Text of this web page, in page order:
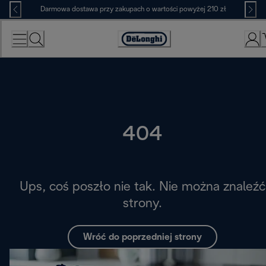
Skip
to
Content
Darmowa dostawa przy zakupach o wartości powyżej 210 zł
Deklaracja
dostępności
404
Ups, coś poszło nie tak. Nie można znaleźć
strony.
Wróć do poprzedniej strony